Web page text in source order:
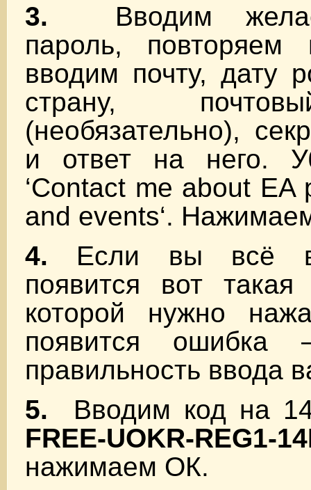
3. Вводим
пароль, повторяем
вводим почту, дату
страну,
(необязательно),
и ответ на него.
‘Contact me about EA
and events‘.
4. Если вы всё
появится вот
которой нужно
появится ошибка
правильность ввода
5. Вводим код на
FREE-UOKR-REG1-
нажимаем ОК.